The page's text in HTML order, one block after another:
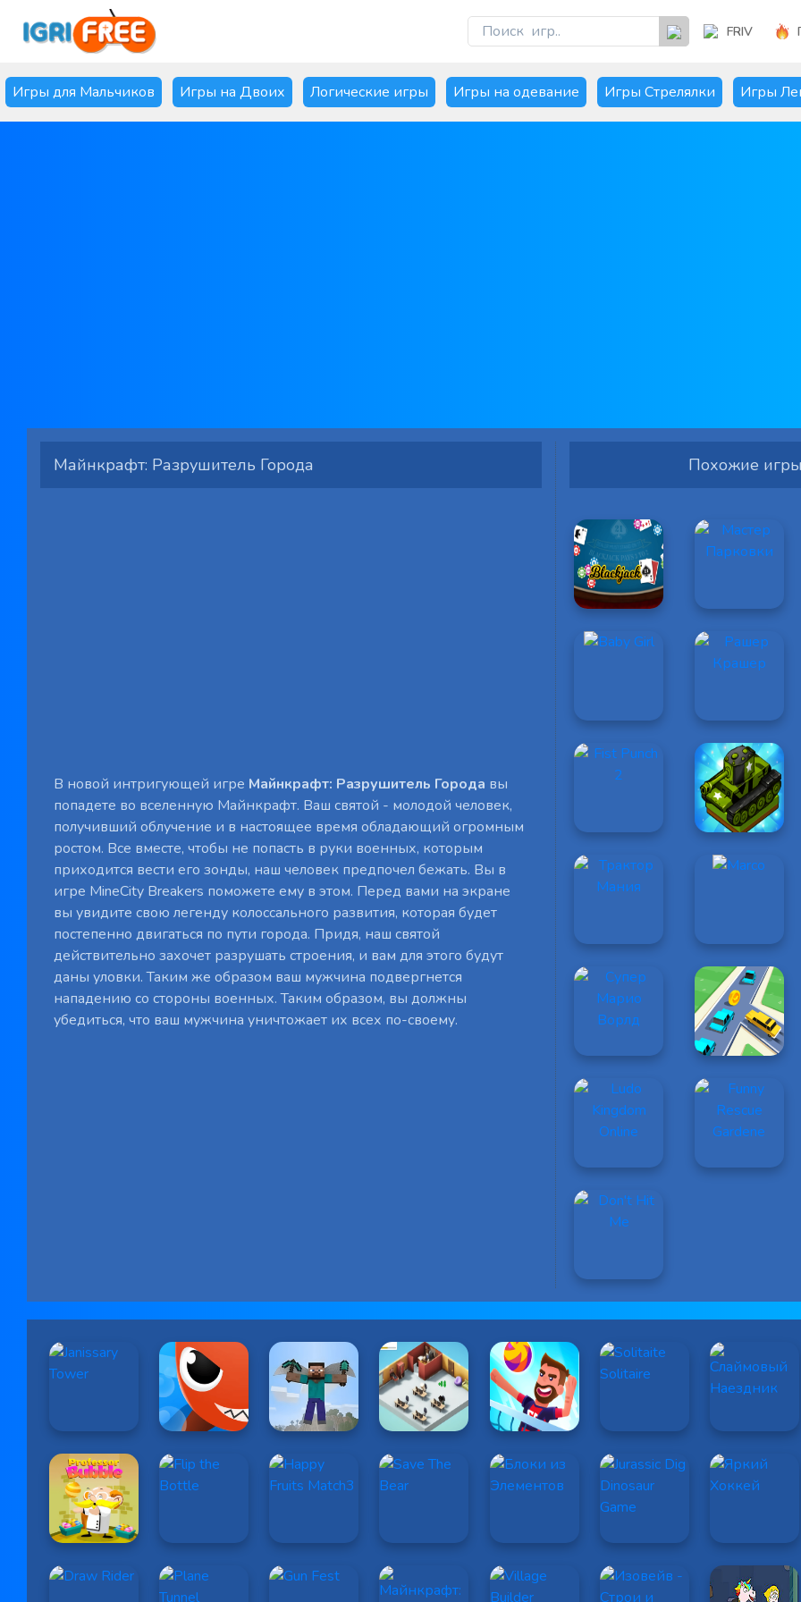
FRIV
Игры для Мальчиков Игры на Двоих Логические игры Игры на одевание Игры Стрелялки Игры
Майнкрафт: Разрушитель Города
В новой интригующей игре Майнкрафт: Разрушитель Города вы
попадете во вселенную Майнкрафт. Ваш святой - молодой человек,
получивший облучение и в настоящее время обладающий огромным
ростом. Все вместе, чтобы не попасть в руки военных, которым
приходится вести его зонды, наш человек предпочел бежать. Вы в
игре MineCity Breakers поможете ему в этом. Перед вами на экране
вы увидите свою легенду колоссального развития, которая будет
постепенно двигаться по пути города. Придя, наш святой
действительно захочет разрушать строения, и вам для этого будут
даны уловки. Таким же образом ваш мужчина подвергнется
нападению со стороны военных. Таким образом, вы должны
убедиться, что ваш мужчина уничтожает их всех по-своему.
Похожие